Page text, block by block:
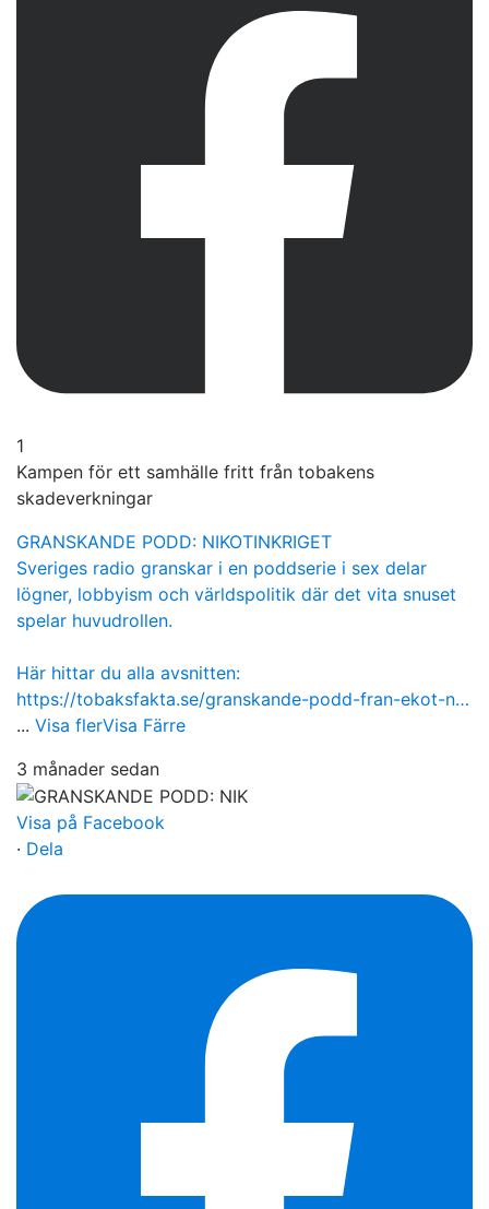
1
Kampen för ett samhälle fritt från tobakens
skadeverkningar
GRANSKANDE PODD: NIKOTINKRIGET
Sveriges radio granskar i en poddserie i sex delar
lögner, lobbyism och världspolitik där det vita snuset
spelar huvudrollen.
Här hittar du alla avsnitten:
https://tobaksfakta.se/granskande-podd-fran-ekot-n…
... Visa flerVisa Färre
3 månader sedan
Visa på Facebook
· Dela